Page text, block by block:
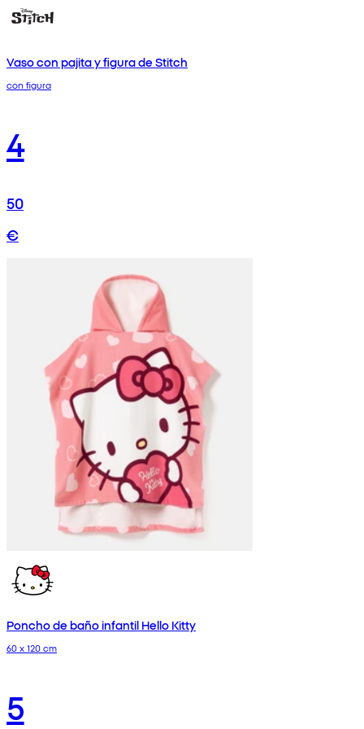
Vaso con pajita y figura de Stitch
con figura
4
50
€
Poncho de baño infantil Hello Kitty
60 x 120 cm
5